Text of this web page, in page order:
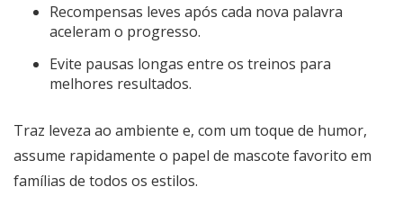
Recompensas leves após cada nova palavra
aceleram o progresso.
Evite pausas longas entre os treinos para
melhores resultados.
Traz leveza ao ambiente e, com um toque de humor,
assume rapidamente o papel de mascote favorito em
famílias de todos os estilos.